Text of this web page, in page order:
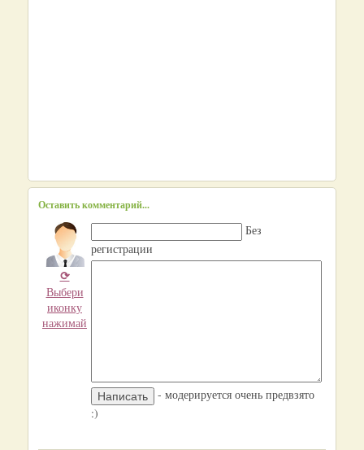
Оставить комментарий...
⟳
Выбери
иконку
нажимай
Без
регистрации
- модерируется очень предвзято
:)